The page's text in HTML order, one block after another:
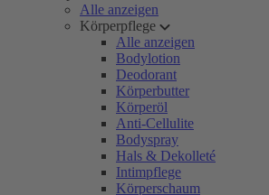
Alle anzeigen
Körperpflege
Alle anzeigen
Bodylotion
Deodorant
Körperbutter
Körperöl
Anti-Cellulite
Bodyspray
Hals & Dekolleté
Intimpflege
Körperschaum